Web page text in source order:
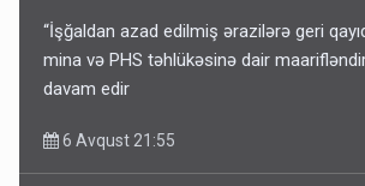
“İşğaldan azad edilmiş ərazilərə geri
mina və PHS təhlükəsinə dair
davam edir
6 Avqust 21:55